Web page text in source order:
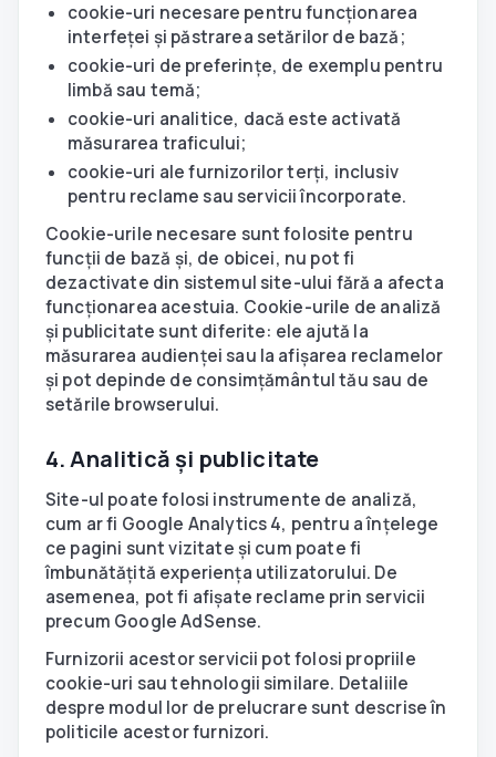
cookie-uri necesare pentru funcționarea
interfeței și păstrarea setărilor de bază;
cookie-uri de preferințe, de exemplu pentru
limbă sau temă;
cookie-uri analitice, dacă este activată
măsurarea traficului;
cookie-uri ale furnizorilor terți, inclusiv
pentru reclame sau servicii încorporate.
Cookie-urile necesare sunt folosite pentru
funcții de bază și, de obicei, nu pot fi
dezactivate din sistemul site-ului fără a afecta
funcționarea acestuia. Cookie-urile de analiză
și publicitate sunt diferite: ele ajută la
măsurarea audienței sau la afișarea reclamelor
și pot depinde de consimțământul tău sau de
setările browserului.
4. Analitică și publicitate
Site-ul poate folosi instrumente de analiză,
cum ar fi Google Analytics 4, pentru a înțelege
ce pagini sunt vizitate și cum poate fi
îmbunătățită experiența utilizatorului. De
asemenea, pot fi afișate reclame prin servicii
precum Google AdSense.
Furnizorii acestor servicii pot folosi propriile
cookie-uri sau tehnologii similare. Detaliile
despre modul lor de prelucrare sunt descrise în
politicile acestor furnizori.